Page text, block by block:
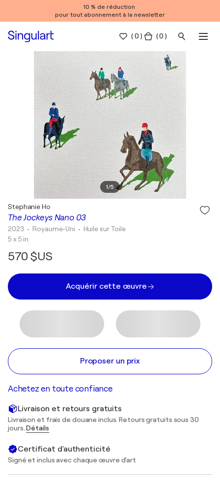
10 % de réduction
pour tout abonnement à la newsletter
(0 ) ( 0 )
1/5
The Jockeys Nano 03
Stephanie Ho
2023 • Royaume-Uni • Huile sur Toile
5 x 5 in
570 $US
Acquérir cette œuvre
Proposer un prix
Achetez en toute confiance
Livraison et retours gratuits
Livraison et frais de douane inclus. Retours gratuits sous 30
jours.Détails
Certificat d'authenticité
Signé et inclus avec chaque œuvre d'art